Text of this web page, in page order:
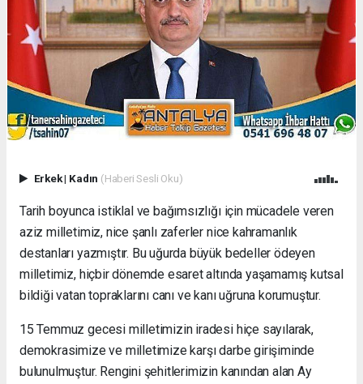
Erkek| Kadın (Haberi Sesli Oku)
Tarih boyunca istiklal ve bağımsızlığı için mücadele veren
aziz milletimiz, nice şanlı zaferler nice kahramanlık
destanları yazmıştır. Bu uğurda büyük bedeller ödeyen
milletimiz, hiçbir dönemde esaret altında yaşamamış kutsal
bildiği vatan topraklarını canı ve kanı uğruna korumuştur.
15 Temmuz gecesi milletimizin iradesi hiçe sayılarak,
demokrasimize ve milletimize karşı darbe girişiminde
bulunulmuştur. Rengini şehitlerimizin kanından alan Ay